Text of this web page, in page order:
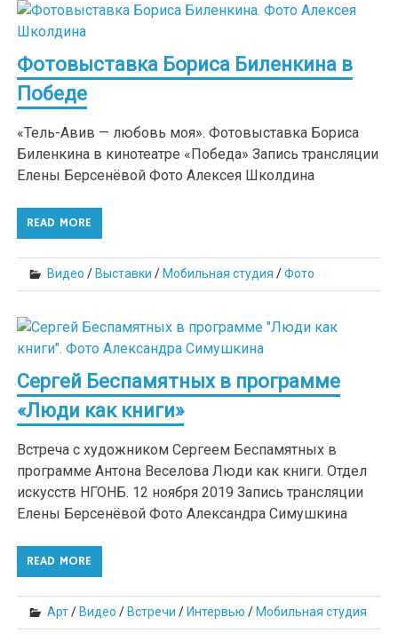
Фотовыставка Бориса Биленкина в
Победе
«Тель-Авив — любовь моя». Фотовыставка Бориса
Биленкина в кинотеатре «Победа» Запись трансляции
Елены Берсенёвой Фото Алексея Школдина
READ MORE
Видео / Выставки / Мобильная студия /Фото
Сергей Беспамятных в программе
«Люди как книги»
Встреча с художником Сергеем Беспамятных в
программе Антона Веселова Люди как книги. Отдел
искусств НГОНБ. 12 ноября 2019 Запись трансляции
Елены Берсенёвой Фото Александра Симушкина
READ MORE
Арт/Видео /Встречи /Интервью /Мобильная студия